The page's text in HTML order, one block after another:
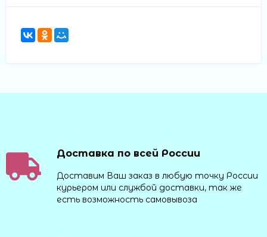
Доставка по всей России
Доставим Ваш заказ в любую точку России
курьером или службой доставки, так же
есть возможность самовывоза